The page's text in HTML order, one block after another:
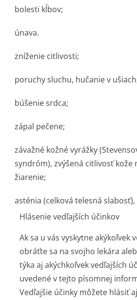
bolesti kĺbov;
únava.
zníženie citlivosti;
poruchy sluchu, hučanie v
búšenie srdca;
zápal pečene;
závažné kožné vyrážky
syndróm), zvýšená citlivosť kože
žiarenie;
asténia (celková telesná
Hlásenie vedľajších účinkov
Ak sa u vás vyskytne akýkoľvek
obráťte sa na svojho lekára
týka aj akýchkoľvek vedľajších
uvedené v tejto písomnej
Vedľajšie účinky môžete hlásiť